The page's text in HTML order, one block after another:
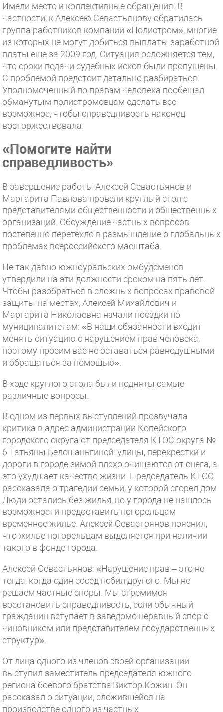
Имели место и коллективные обращения. В
частности, к Алексею Севастьянову обратилась
группа работников компании «Полистром», многие
из которых не могут добиться выплаты заработной
платы еще за 2009 год. Ситуация осложняется тем,
что сроки подачи судебных исков были пропущены.
С проблемой предстоит детально разбираться.
Уполномоченный по правам человека пообещал
обманутым полистромовцам сделать все
возможное, чтобы справедливость наконец
восторжествовала.
«Помогите найти
справедливость»
В завершение работы Алексей Севастьянов и
Маргарита Павлова провели круглый стол с
представителями общественности и общественных
организаций. Обсуждение частных вопросов
постепенно перетекло в размышление о глобальных
проблемах всероссийского масштаба.
Не так давно южноуральских омбудсменов
утвердили на эти должности сроком на пять лет.
Чтобы разобраться в сложных вопросах правовой
защиты на местах, Алексей Михайлович и
Маргарита Николаевна начали поездки по
муниципалитетам: «В наши обязанности входит
менять ситуацию с нарушением прав человека,
поэтому просим вас не оставаться равнодушными
и обращаться за помощью».
В ходе круглого стола были подняты самые
различные вопросы.
В одном из первых выступлений прозвучала
критика в адрес администрации Копейского
городского округа от председателя КТОС округа №
6 Татьяны Белошаньгиной: улицы, перекрестки и
дороги в городе зимой плохо очищаются от снега, а
это ухудшает качество жизни. Председатель КТОС
рассказала о трагедии семьи, у которой сгорел дом.
Люди остались без жилья, но у города не нашлось
возможности предоставить погорельцам
временное жилье. Алексей Севастоянов пояснил,
что жилье погорельцам выделяется при наличии
такого в фонде города.
Алексей Севастьянов: «Нарушение прав – это не
тогда, когда один сосед побил другого. Мы не
решаем частные споры. Мы стремимся
восстановить справедливость, если обычный
гражданин вступает в заведомо неравный спор с
чиновником или представителем государственных
структур».
От лица одного из членов своей организации
выступил заместитель председателя южного
региона боевого братства Виктор Кожин. Он
рассказал о ситуации, сложившейся на
производстве одного из частных